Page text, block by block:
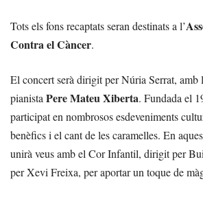
Tots els fons recaptats seran destinats a l’
Contra el Càncer.
El concert serà dirigit per Núria Serrat, amb
pianista Pere Mateu Xiberta. Fundada el
participat en nombrosos esdeveniments
benèfics i el cant de les caramelles. En
unirà veus amb el Cor Infantil, dirigit per
per Xevi Freixa, per aportar un toque de